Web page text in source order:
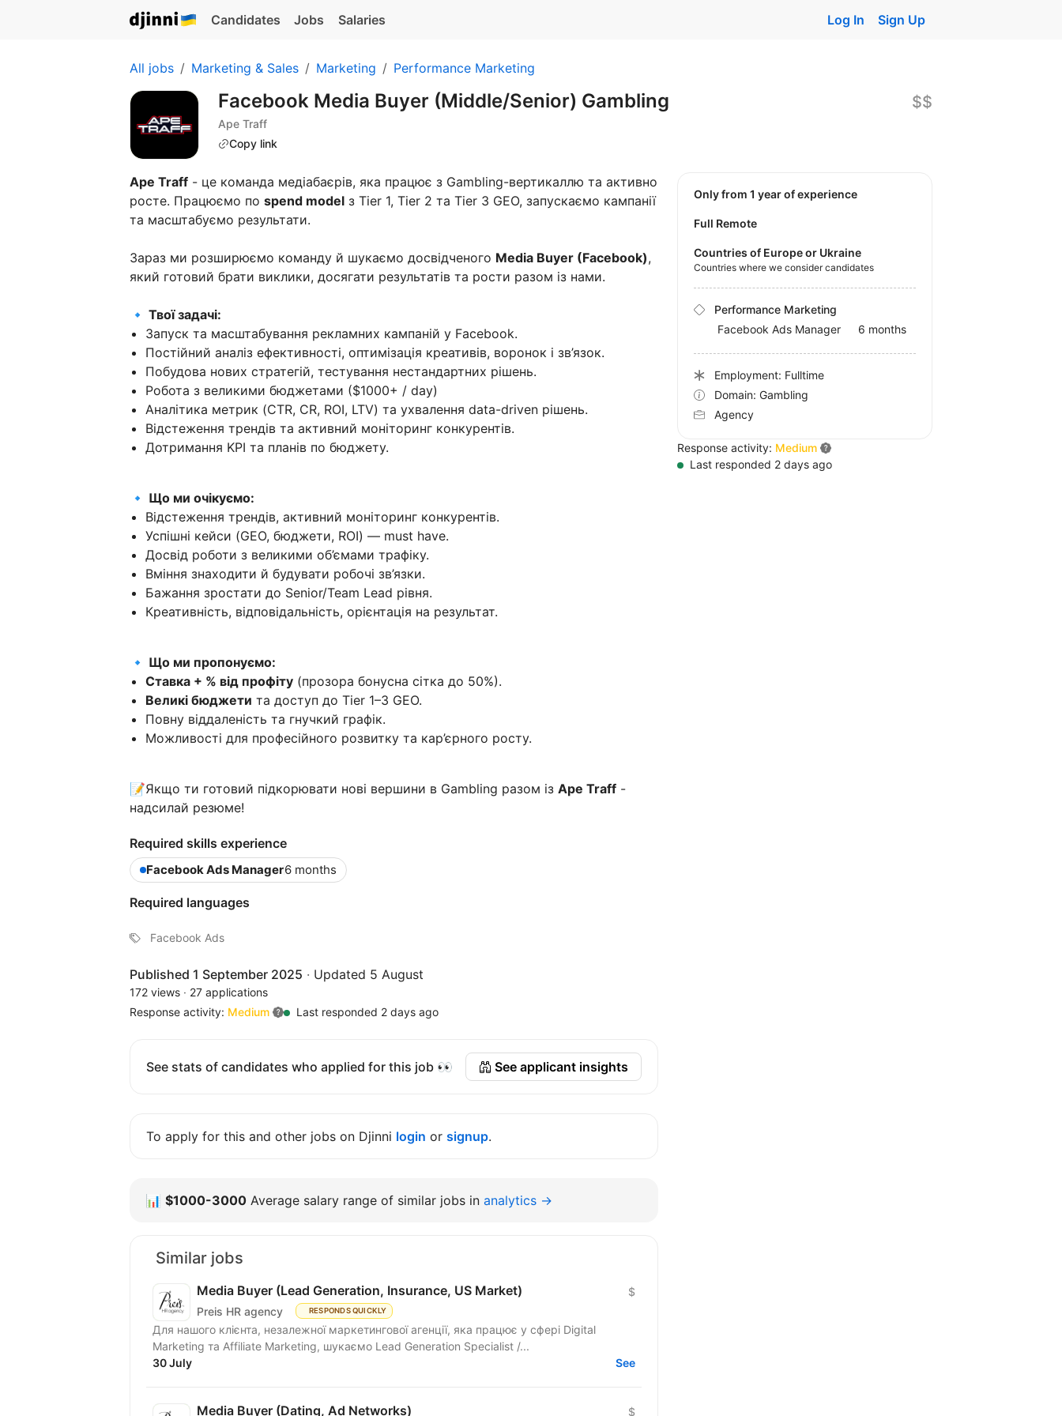
Candidates Jobs Salaries Log In Sign Up
All jobs Marketing & Sales Marketing Performance Marketing
Facebook Media Buyer (Middle/Senior) Gambling
Ape Traff
Copy link
$$
Ape Traff - це команда медіабаєрів, яка працює з Gambling-вертикаллю та активно
росте. Працюємо по spend model з Tier 1, Tier 2 та Tier 3 GEO, запускаємо кампанії
та масштабуємо результати.
Зараз ми розширюємо команду й шукаємо досвідченого Media Buyer (Facebook),
який готовий брати виклики, досягати результатів та рости разом із нами.
🔹 Твої задачі:
Запуск та масштабування рекламних кампаній у Facebook.
Постійний аналіз ефективності, оптимізація креативів, воронок і зв’язок.
Побудова нових стратегій, тестування нестандартних рішень.
Робота з великими бюджетами ($1000+ / day)
Аналітика метрик (CTR, CR, ROI, LTV) та ухвалення data-driven рішень.
Відстеження трендів та активний моніторинг конкурентів.
Дотримання KPI та планів по бюджету.
🔹 Що ми очікуємо:
Відстеження трендів, активний моніторинг конкурентів.
Успішні кейси (GEO, бюджети, ROI) — must have.
Досвід роботи з великими об’ємами трафіку.
Вміння знаходити й будувати робочі зв’язки.
Бажання зростати до Senior/Team Lead рівня.
Креативність, відповідальність, орієнтація на результат.
🔹 Що ми пропонуємо:
Ставка + % від профіту (прозора бонусна сітка до 50%).
Великі бюджети та доступ до Tier 1–3 GEO.
Повну віддаленість та гнучкий графік.
Можливості для професійного розвитку та кар’єрного росту.
📝Якщо ти готовий підкорювати нові вершини в Gambling разом із Ape Traff -
надсилай резюме!
Required skills experience
Facebook Ads Manager6 months
Required languages
Facebook Ads
Published 1 September 2025 · Updated 5 August
172 views · 27 applications
Response activity: Medium Last responded 2 days ago
See stats of candidates who applied for this job 👀 See applicant insights
To apply for this and other jobs on Djinni login or signup.
Only from 1 year of experience
Full Remote
Countries of Europe or Ukraine
Countries where we consider candidates
Performance Marketing
Facebook Ads Manager
6 months
Employment: Fulltime
Domain: Gambling
Agency
Response activity: Medium
Last responded 2 days ago
📊 $1000-3000 Average salary range of similar jobs in analytics →
Similar jobs
Media Buyer (Lead Generation, Insurance, US Market)
Preis HR agency RESPONDS QUICKLY
$
Для нашого клієнта, незалежної маркетингової агенції, яка працює у сфері Digital
Marketing та Affiliate Marketing, шукаємо Lead Generation Specialist /...
30 July
See
Media Buyer (Dating, Ad Networks) $